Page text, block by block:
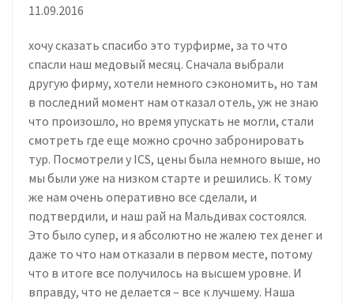
11.09.2016
хочу сказать спасибо это турфирме, за то что
спасли наш медовый месяц. Сначала выбрали
другую фирму, хотели немного сэкономить, но там
в последний момент нам отказал отель, уж не знаю
что произошло, но время упускать не могли, стали
смотреть где еще можно срочно забронировать
тур. Посмотрели у ICS, цены была немного выше, но
мы были уже на низком старте и решились. К тому
же нам очень оперативно все сделали, и
подтвердили, и наш рай на Мальдивах состоялся.
Это было супер, и я абсолютно не жалею тех денег и
даже то что нам отказали в первом месте, потому
что в итоге все получилось на высшем уровне. И
вправду, что не делается – все к лучшему. Наша